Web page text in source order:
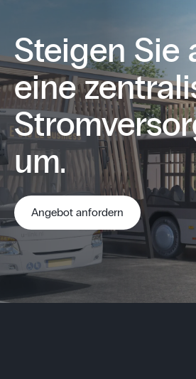
Steigen Sie
eine
um.
Angebot anfordern